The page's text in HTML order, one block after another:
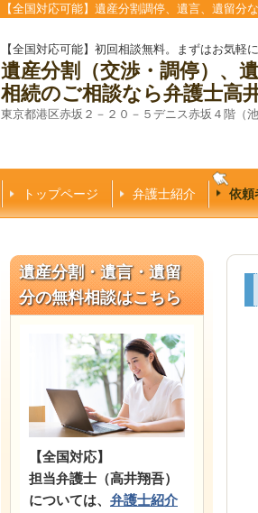
【全国対応可能】遺産分割調停、遺言、遺留分
【全国対応可能】初回相談無料。まずはお気軽
遺産分割（交渉・調停）、
相続のご相談なら弁護士高
東京都港区赤坂２－２０－５デニス赤坂４階（
トップページ 弁護士紹介 依頼
遺産分割・遺言・遺留
分の無料相談はこちら
【全国対応】
担当弁護士（高井翔吾）
については、 弁護士紹介